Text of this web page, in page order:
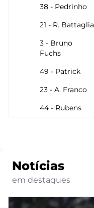
38 - Pedrinho
21 - R. Battaglia
3 - Bruno
Fuchs
49 - Patrick
23 - A. Franco
44 - Rubens
Notícias
em destaques